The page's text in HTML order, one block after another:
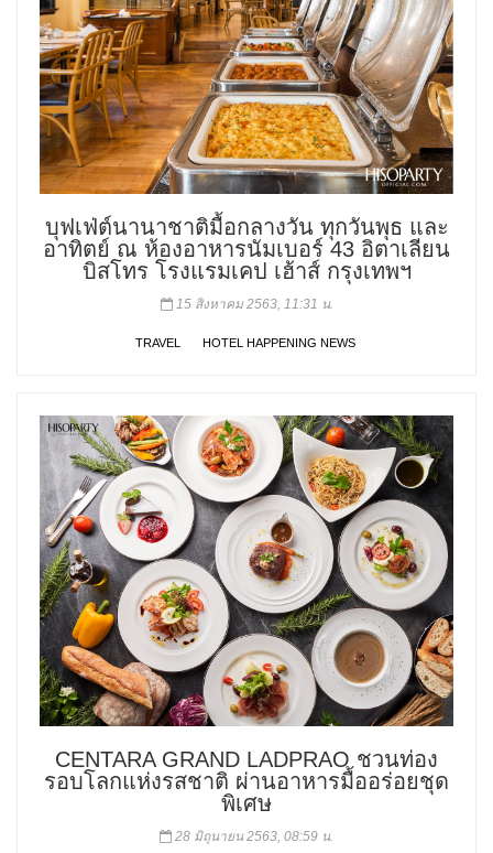
บุฟเฟ่ต์นานาชาติมื้อกลางวัน ทุกวันพุธ และ
อาทิตย์ ณ ห้องอาหารนัมเบอร์ 43 อิตาเลียน
บิสโทร โรงแรมเคป เฮ้าส์ กรุงเทพฯ
15 สิงหาคม 2563, 11:31 น.
TRAVEL HOTEL HAPPENING NEWS
CENTARA GRAND LADPRAO ชวนท่อง
รอบโลกแห่งรสชาติ ผ่านอาหารมื้ออร่อยชุด
พิเศษ
28 มิถุนายน 2563, 08:59 น.